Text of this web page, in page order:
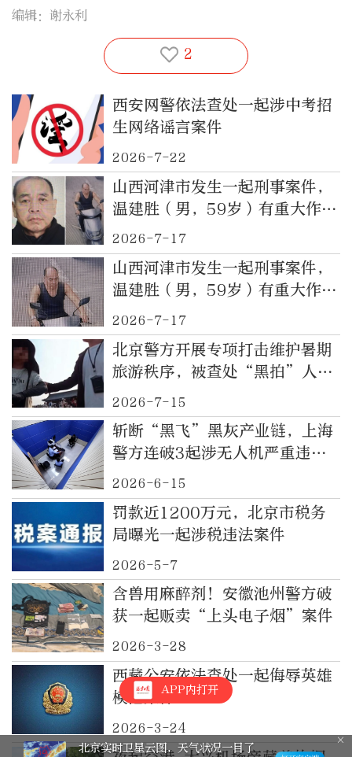
编辑：谢永利
2
西安网警依法查处一起涉中考招
生网络谣言案件
2026-7-22
山西河津市发生一起刑事案件，
温建胜（男，59岁）有重大作案
嫌疑，警方悬赏
2026-7-17
山西河津市发生一起刑事案件，
温建胜（男，59岁）有重大作案
嫌疑，警方发布悬赏公告
2026-7-17
北京警方开展专项打击维护暑期
旅游秩序，被查处“黑拍”人员
将被限制入园
2026-7-15
斩断“黑飞”黑灰产业链，上海
警方连破3起涉无人机严重违法
案件
2026-6-15
罚款近1200万元，北京市税务
局曝光一起涉税违法案件
2026-5-7
含兽用麻醉剂！安徽池州警方破
获一起贩卖“上头电子烟”案件
2026-3-28
西藏公安依法查处一起侮辱英雄
模范案件
2026-3-24
APP内打开
北京实时卫星云图，天气状况一目了